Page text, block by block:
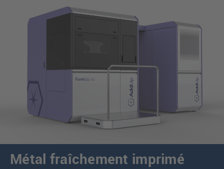
Métal fraîchement imprimé